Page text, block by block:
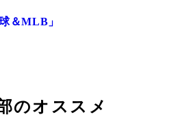
＆MLB」
のオススメ